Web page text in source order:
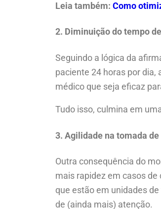
Leia também: Como
2. Diminuição do tempo
Seguindo a lógica da
paciente 24 horas por
médico que seja eficaz
Tudo isso, culmina em
3. Agilidade na tomada
Outra consequência do
mais rapidez em casos
que estão em unidades
de (ainda mais) atenção.